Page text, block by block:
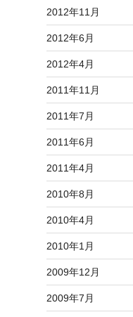
2012年11月
2012年6月
2012年4月
2011年11月
2011年7月
2011年6月
2011年4月
2010年8月
2010年4月
2010年1月
2009年12月
2009年7月